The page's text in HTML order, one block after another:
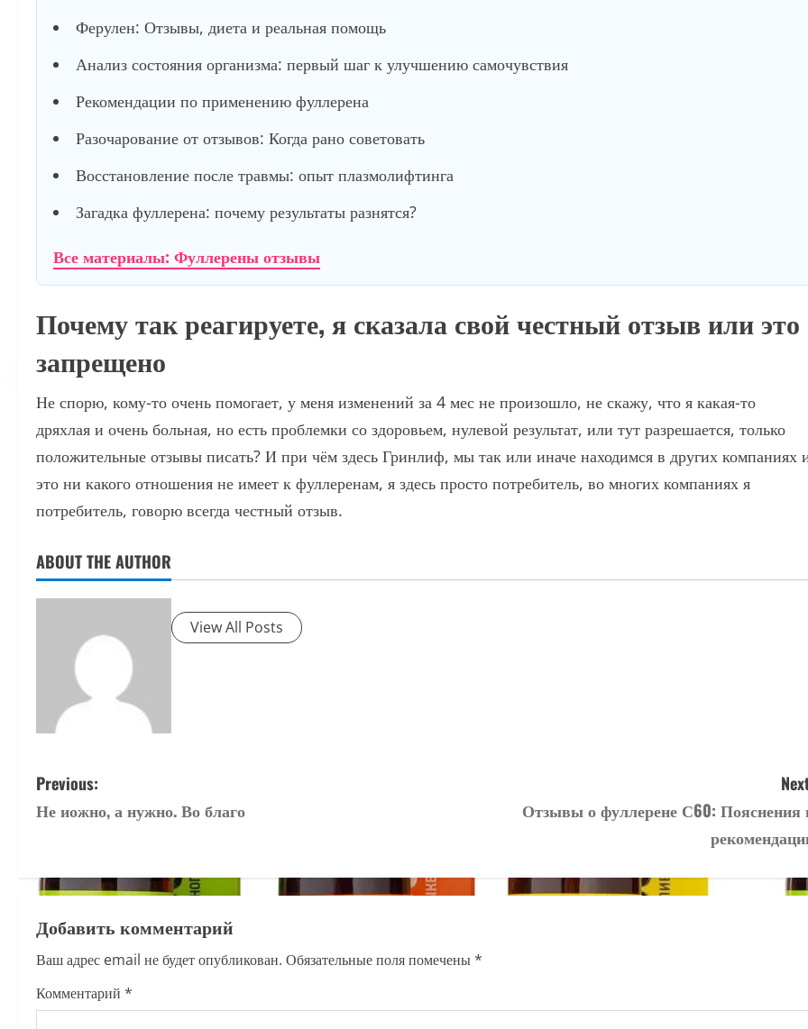
Ферулен: Отзывы, диета и реальная помощь
Анализ состояния организма: первый шаг к улучшению самочувствия
Рекомендации по применению фуллерена
Разочарование от отзывов: Когда рано советовать
Восстановление после травмы: опыт плазмолифтинга
Загадка фуллерена: почему результаты разнятся?
Все материалы: Фуллерены отзывы
Почему так реагируете, я сказала свой честный отзыв или это
запрещено
Не спорю, кому-то очень помогает, у меня изменений за 4 мес не произошло, не скажу, что я какая-то
дряхлая и очень больная, но есть проблемки со здоровьем, нулевой результат, или тут разрешается, только
положительные отзывы писать? И при чём здесь Гринлиф, мы так или иначе находимся в других компаниях
это ни какого отношения не имеет к фуллеренам, я здесь просто потребитель, во многих компаниях я
потребитель, говорю всегда честный отзыв.
ABOUT THE AUTHOR
View All Posts
P
o
t
n
a
v
Previous:
Не иожно, а нужно. Во благо
Отзывы о фуллерене С60: Пояснения
Добавить комментарий
Ваш адрес email не будет опубликован. Обязательные поля помечены*
Комментарий *